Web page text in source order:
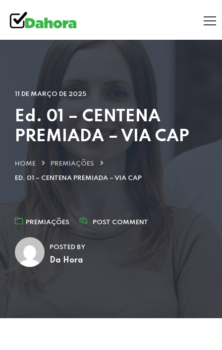
11 DE MARÇO DE 2025
Ed. 01 – CENTENA
PREMIADA – VIA CAP
HOME PREMIAÇÕES
ED. 01 – CENTENA PREMIADA – VIA CAP
PREMIAÇÕES POST COMMENT
POSTED BY
Da Hora